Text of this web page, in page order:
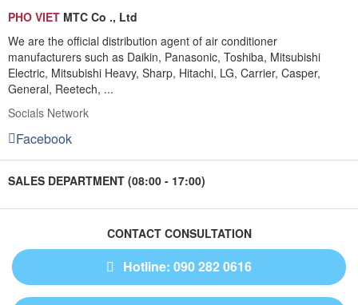
PHO VIET MTC Co ., Ltd
We are the official distribution agent of air conditioner
manufacturers such as Daikin, Panasonic, Toshiba, Mitsubishi
Electric, Mitsubishi Heavy, Sharp, Hitachi, LG, Carrier, Casper,
General, Reetech, ...
Socials Network
Facebook
SALES DEPARTMENT (08:00 - 17:00)
CONTACT CONSULTATION
Hotline: 090 282 0616